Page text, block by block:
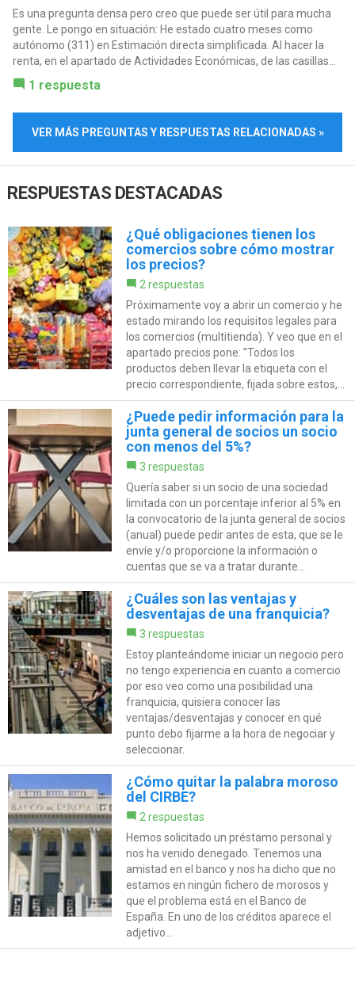
Es una pregunta densa pero creo que puede ser útil para mucha
gente. Le pongo en situación: He estado cuatro meses como
autónomo (311) en Estimación directa simplificada. Al hacer la
renta, en el apartado de Actividades Económicas, de las casillas...
1 respuesta
VER MÁS PREGUNTAS Y RESPUESTAS RELACIONADAS »
RESPUESTAS DESTACADAS
¿Qué obligaciones tienen los
comercios sobre cómo mostrar
los precios?
2 respuestas
Próximamente voy a abrir un comercio y he
estado mirando los requisitos legales para
los comercios (multitienda). Y veo que en el
apartado precios pone: "Todos los
productos deben llevar la etiqueta con el
precio correspondiente, fijada sobre estos,...
¿Puede pedir información para la
junta general de socios un socio
con menos del 5%?
3 respuestas
Quería saber si un socio de una sociedad
limitada con un porcentaje inferior al 5% en
la convocatorio de la junta general de socios
(anual) puede pedir antes de esta, que se le
envíe y/o proporcione la información o
cuentas que se va a tratar durante...
¿Cuáles son las ventajas y
desventajas de una franquicia?
3 respuestas
Estoy planteándome iniciar un negocio pero
no tengo experiencia en cuanto a comercio
por eso veo como una posibilidad una
franquicia, quisiera conocer las
ventajas/desventajas y conocer en qué
punto debo fijarme a la hora de negociar y
seleccionar.
¿Cómo quitar la palabra moroso
del CIRBE?
2 respuestas
Hemos solicitado un préstamo personal y
nos ha venido denegado. Tenemos una
amistad en el banco y nos ha dicho que no
estamos en ningún fichero de morosos y
que el problema está en el Banco de
España. En uno de los créditos aparece el
adjetivo...